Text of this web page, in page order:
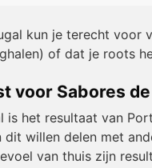
kun je terecht voor
of dat je roots
voor Sabores
is het resultaat van
willen delen met
van thuis zijn